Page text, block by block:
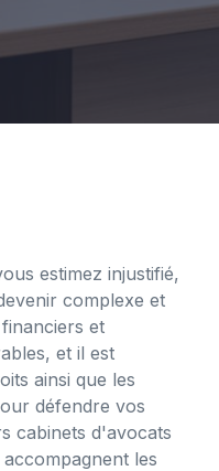
estimez injustifié,
complexe et
et
et il est
ainsi que les
défendre vos
cabinets d'avocats
les